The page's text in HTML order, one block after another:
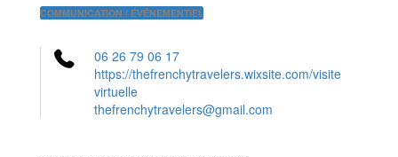
COMMUNICATION / ÉVÉNEMENTIEL
06 26 79 06 17
https://thefrenchytravelers.wixsite.com/visite
virtuelle
thefrenchytravelers@gmail.com